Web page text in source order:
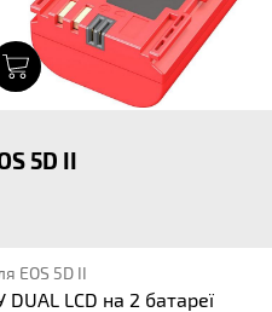
5D II
EOS 5D II
DUAL LCD на 2 батареї